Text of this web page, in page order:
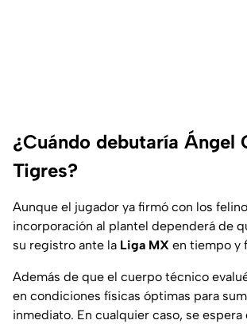
¿Cuándo debutaría Ángel
Tigres?
Aunque el jugador ya firmó con los
incorporación al plantel dependerá de
su registro ante la Liga MX en tiempo y
Además de que el cuerpo técnico
en condiciones físicas óptimas para
inmediato. En cualquier caso, se